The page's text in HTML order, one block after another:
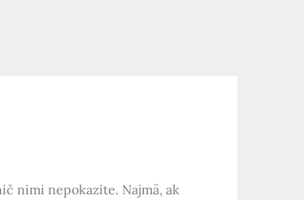
nimi nepokazíte. Najmä, ak